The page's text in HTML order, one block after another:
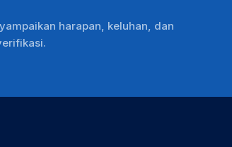
harapan, keluhan, dan